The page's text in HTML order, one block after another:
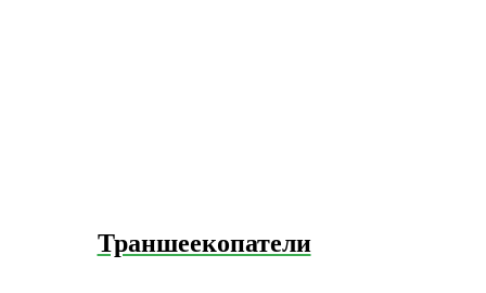
Траншеекопатели